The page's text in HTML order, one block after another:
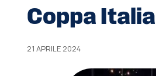
Coppa
21 APRILE 2024